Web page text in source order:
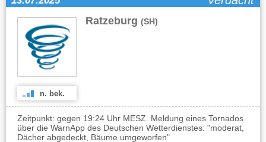
Ratzeburg (SH)
n. bek.
Zeitpunkt: gegen 19:24 Uhr MESZ. Meldung eines Tornados
über die WarnApp des Deutschen Wetterdienstes: "moderat,
Dächer abgedeckt, Bäume umgeworfen"